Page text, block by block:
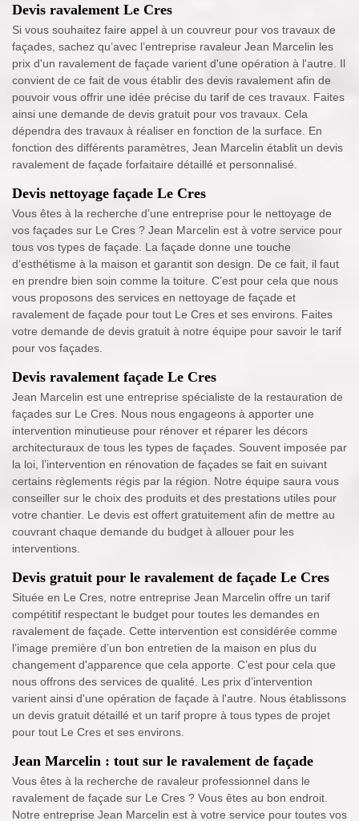
Devis ravalement Le Cres
Si vous souhaitez faire appel à un couvreur pour vos travaux de
façades, sachez qu’avec l’entreprise ravaleur Jean Marcelin les
prix d'un ravalement de façade varient d'une opération à l'autre. Il
convient de ce fait de vous établir des devis ravalement afin de
pouvoir vous offrir une idée précise du tarif de ces travaux. Faites
ainsi une demande de devis gratuit pour vos travaux. Cela
dépendra des travaux à réaliser en fonction de la surface. En
fonction des différents paramètres, Jean Marcelin établit un devis
ravalement de façade forfaitaire détaillé et personnalisé.
Devis nettoyage façade Le Cres
Vous êtes à la recherche d’une entreprise pour le nettoyage de
vos façades sur Le Cres ? Jean Marcelin est à votre service pour
tous vos types de façade. La façade donne une touche
d’esthétisme à la maison et garantit son design. De ce fait, il faut
en prendre bien soin comme la toiture. C’est pour cela que nous
vous proposons des services en nettoyage de façade et
ravalement de façade pour tout Le Cres et ses environs. Faites
votre demande de devis gratuit à notre équipe pour savoir le tarif
pour vos façades.
Devis ravalement façade Le Cres
Jean Marcelin est une entreprise spécialiste de la restauration de
façades sur Le Cres. Nous nous engageons à apporter une
intervention minutieuse pour rénover et réparer les décors
architecturaux de tous les types de façades. Souvent imposée par
la loi, l’intervention en rénovation de façades se fait en suivant
certains règlements régis par la région. Notre équipe saura vous
conseiller sur le choix des produits et des prestations utiles pour
votre chantier. Le devis est offert gratuitement afin de mettre au
couvrant chaque demande du budget à allouer pour les
interventions.
Devis gratuit pour le ravalement de façade Le Cres
Située en Le Cres, notre entreprise Jean Marcelin offre un tarif
compétitif respectant le budget pour toutes les demandes en
ravalement de façade. Cette intervention est considérée comme
l’image première d’un bon entretien de la maison en plus du
changement d'apparence que cela apporte. C’est pour cela que
nous offrons des services de qualité. Les prix d’intervention
varient ainsi d'une opération de façade à l'autre. Nous établissons
un devis gratuit détaillé et un tarif propre à tous types de projet
pour tout Le Cres et ses environs.
Jean Marcelin : tout sur le ravalement de façade
Vous êtes à la recherche de ravaleur professionnel dans le
ravalement de façade sur Le Cres ? Vous êtes au bon endroit.
Notre entreprise Jean Marcelin est à votre service pour toutes vos